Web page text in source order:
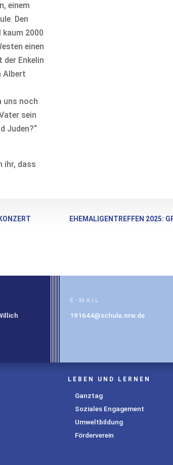
einem
Den
2000
einen
Enkelin
Albert
uns noch
sein
Juden?“
ihr, dass
EHEMALIGENTREFFEN 2025:
E-MAIL
191644@schule.nrw.de
LEBEN UND LERNEN
Ganztag
Soziales Engagement
Umweltbildung
Förderverein